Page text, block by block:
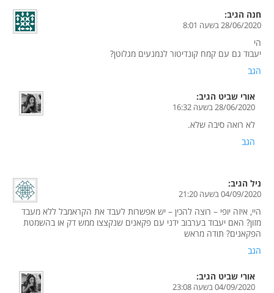
חנה הגיב:
28/06/2020 בשעה 8:01
הי
יעבוד גם עם קמח קונדיטור לנמנעים מגלוטן?
הגב
אורי שביט הגיב:
28/06/2020 בשעה 16:32
לא רואה סיבה שלא.
הגב
ניל הגיב:
04/09/2020 בשעה 21:20
היי, איזה יופי – רוצה להכין – יש אפשרות לעבד את הקראמבל ללא מעבד
מזון? האם יעבוד בערבוב ידני עם פקאנים שנקצצו ממש דק או בהשמטת
הפקאנים? תודה מראש
הגב
אורי שביט הגיב:
04/09/2020 בשעה 23:08